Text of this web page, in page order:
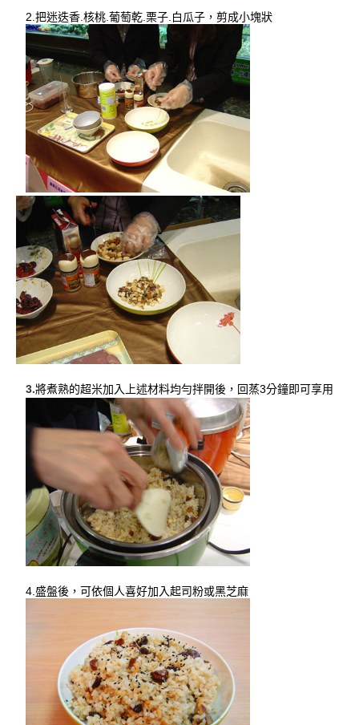
2.把迷迭香.核桃.葡萄乾.栗子.白瓜子，剪成小塊狀
3.將煮熟的超米加入上述材料均勻拌開後，回蒸3分鐘即可享用
4.盛盤後，可依個人喜好加入起司粉或黑芝麻